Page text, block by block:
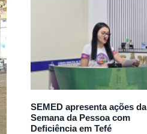
SEMED apresenta ações da
Semana da Pessoa com
Deficiência em Tefé